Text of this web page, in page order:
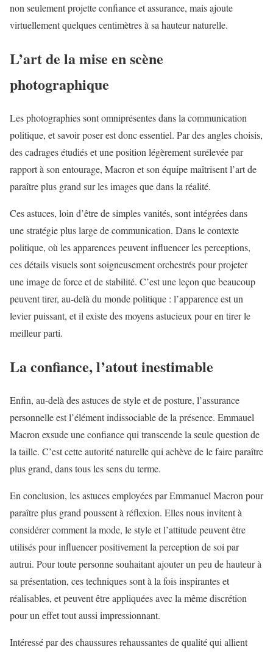
non seulement projette confiance et assurance, mais ajoute
virtuellement quelques centimètres à sa hauteur naturelle.
L’art de la mise en scène
photographique
Les photographies sont omniprésentes dans la communication
politique, et savoir poser est donc essentiel. Par des angles choisis,
des cadrages étudiés et une position légèrement surélevée par
rapport à son entourage, Macron et son équipe maîtrisent l’art de
paraître plus grand sur les images que dans la réalité.
Ces astuces, loin d’être de simples vanités, sont intégrées dans
une stratégie plus large de communication. Dans le contexte
politique, où les apparences peuvent influencer les perceptions,
ces détails visuels sont soigneusement orchestrés pour projeter
une image de force et de stabilité. C’est une leçon que beaucoup
peuvent tirer, au-delà du monde politique : l’apparence est un
levier puissant, et il existe des moyens astucieux pour en tirer le
meilleur parti.
La confiance, l’atout inestimable
Enfin, au-delà des astuces de style et de posture, l’assurance
personnelle est l’élément indissociable de la présence. Emmauel
Macron exsude une confiance qui transcende la seule question de
la taille. C’est cette autorité naturelle qui achève de le faire paraître
plus grand, dans tous les sens du terme.
En conclusion, les astuces employées par Emmanuel Macron pour
paraître plus grand poussent à réflexion. Elles nous invitent à
considérer comment la mode, le style et l’attitude peuvent être
utilisés pour influencer positivement la perception de soi par
autrui. Pour toute personne souhaitant ajouter un peu de hauteur à
sa présentation, ces techniques sont à la fois inspirantes et
réalisables, et peuvent être appliquées avec la même discrétion
pour un effet tout aussi impressionnant.
Intéressé par des chaussures rehaussantes de qualité qui allient